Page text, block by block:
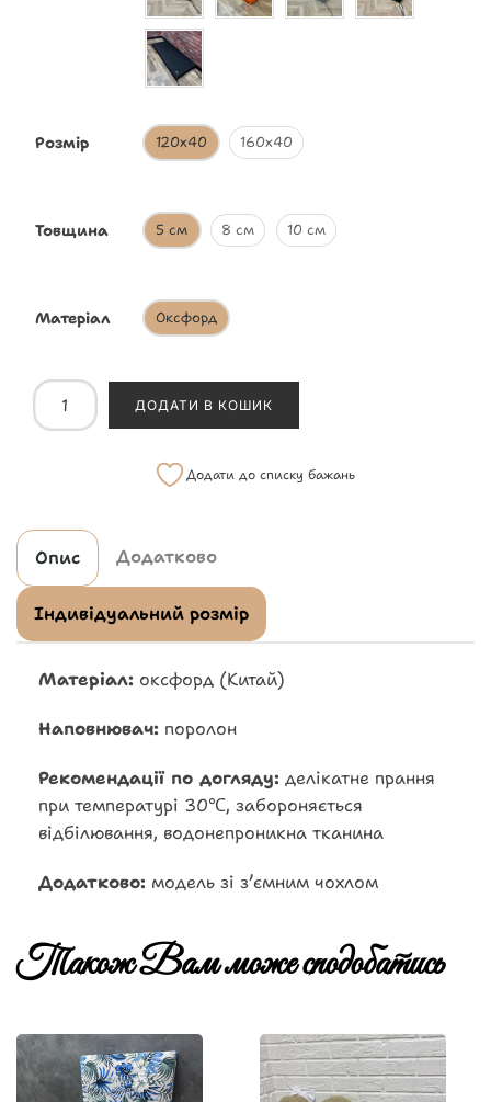
Розмір 120х40 160х40
Товщина 5 см 8 см 10 см
Матеріал Оксфорд
ДОДАТИ В КОШИК
Додати до списку бажань
Опис Додатково
Індивідуальний розмір
Матеріал: оксфорд (Китай)
Наповнювач: поролон
Рекомендації по догляду: делікатне прання
при температурі 30℃, забороняється
відбілювання, водонепроникна тканина
Додатково: модель зі зʼємним чохлом
Також Вам може сподобатись